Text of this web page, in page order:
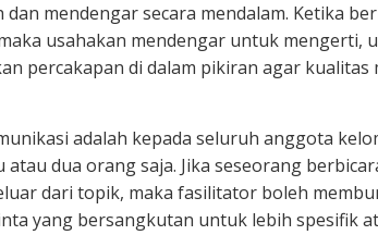
dan mendengar secara mendalam. Ketika
usahakan mendengar untuk mengerti,
percakapan di dalam pikiran agar kualitas
adalah kepada seluruh anggota
atau dua orang saja. Jika seseorang
dari topik, maka fasilitator boleh
yang bersangkutan untuk lebih spesifik